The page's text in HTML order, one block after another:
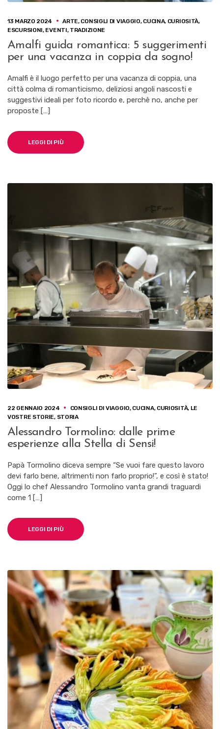
13 MARZO 2024 ARTE, CONSIGLI DI VIAGGIO, CUCINA, CURIOSITÀ,
ESCURSIONI, EVENTI, TRADIZIONE
Amalfi guida romantica: 5 suggerimenti
per una vacanza in coppia da sogno!
Amalfi è il luogo perfetto per una vacanza di coppia, una
città colma di romanticismo, deliziosi angoli nascosti e
suggestivi ideali per foto ricordo e, perchè no, anche per
proposte […]
LEGGI DI PIÙ
22 GENNAIO 2024 CONSIGLI DI VIAGGIO, CUCINA, CURIOSITÀ, LE
VOSTRE STORIE, STORIA
Alessandro Tormolino: dalle prime
esperienze alla Stella di Sensi!
Papà Tormolino diceva sempre “Se vuoi fare questo lavoro
devi farlo bene, altrimenti non farlo proprio!”, e così è stato!
Oggi lo chef Alessandro Tormolino vanta grandi traguardi
come 1 […]
LEGGI DI PIÙ